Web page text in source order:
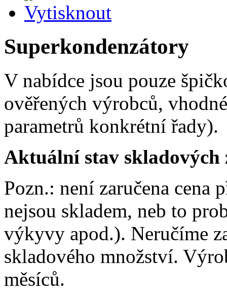
Superkondenzátory
V nabídce jsou pouze
ověřených výrobců,
parametrů konkrétní řady).
Aktuální stav skladových
Pozn.: není zaručena cena
nejsou skladem, neb to
výkyvy apod.). Neručíme
skladového množství.
měsíců.